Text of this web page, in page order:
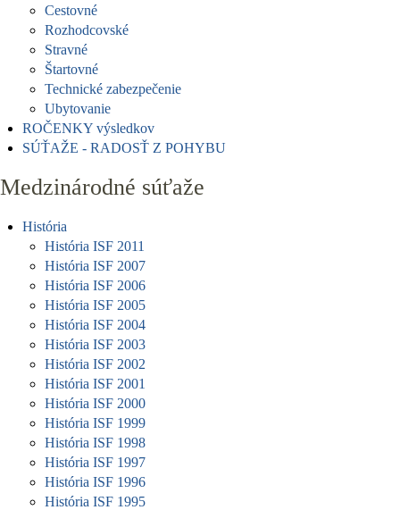
Cestovné
Rozhodcovské
Stravné
Štartovné
Technické zabezpečenie
Ubytovanie
ROČENKY výsledkov
SÚŤAŽE - RADOSŤ Z POHYBU
Medzinárodné súťaže
História
História ISF 2011
História ISF 2007
História ISF 2006
História ISF 2005
História ISF 2004
História ISF 2003
História ISF 2002
História ISF 2001
História ISF 2000
História ISF 1999
História ISF 1998
História ISF 1997
História ISF 1996
História ISF 1995